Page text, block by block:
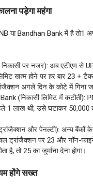
पड़ेगा महंगा
या Bandhan Bank में है तो1
पर नजर): अब एटीएम से
खत्म होने पर हर बार 23 +
अगले दिन के कोटे में गिना
(निकासी लिमिट में कटौती):
1 लाख थी, उसे घटाकर 50,000
और पेनल्टी): अन्य बैंकों के
ट्रांजैक्शन पर 23 और नॉन-
है, तो 25 का जुर्माना देना होगा।
होंगे सख्त